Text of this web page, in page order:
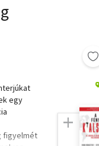
egy
figyelmét